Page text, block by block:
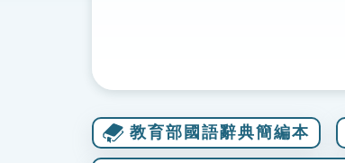
教育部國語辭典簡編本